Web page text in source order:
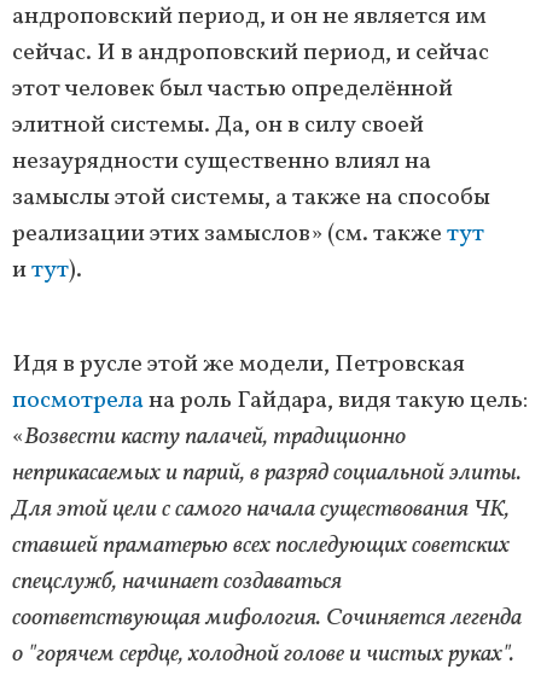
андроповский период, и он не является им
сейчас. И в андроповский период, и сейчас
этот человек был частью определённой
элитной системы. Да, он в силу своей
незаурядности существенно влиял на
замыслы этой системы, а также на способы
реализации этих замыслов» (см. такжетут
итут).
Идя в русле этой же модели, Петровская
посмотрелана роль Гайдара, видя такую цель:
«Возвести касту палачей, традиционно
неприкасаемых и парий, в разряд социальной элиты.
Для этой цели с самого начала существования ЧК,
ставшей праматерью всех последующих советских
спецслужб, начинает создаваться
соответствующая мифология. Сочиняется легенда
о "горячем сердце, холодной голове и чистых руках".